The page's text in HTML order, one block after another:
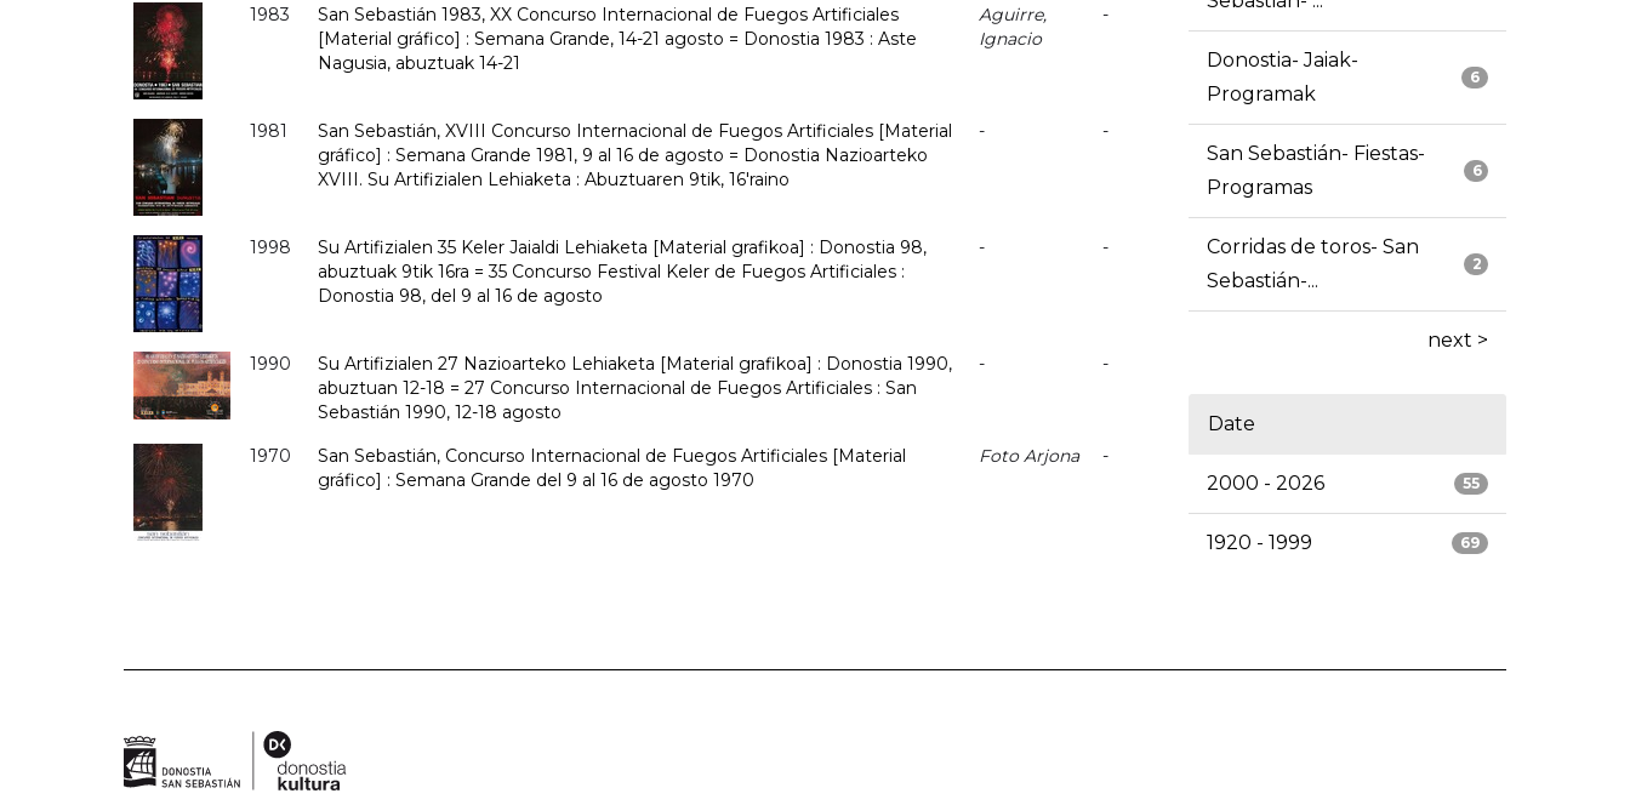
1983
San Sebastián 1983, XX Concurso Internacional de Fuegos Artificiales
[Material gráfico] : Semana Grande, 14-21 agosto = Donostia 1983 : Aste
Nagusia, abuztuak 14-21
Aguirre,
Ignacio
-
1981
San Sebastián, XVIII Concurso Internacional de Fuegos Artificiales [Material
gráfico] : Semana Grande 1981, 9 al 16 de agosto = Donostia Nazioarteko
XVIII. Su Artifizialen Lehiaketa : Abuztuaren 9tik, 16'raino
- -
1998
Su Artifizialen 35 Keler Jaialdi Lehiaketa [Material grafikoa] : Donostia 98,
abuztuak 9tik 16ra = 35 Concurso Festival Keler de Fuegos Artificiales :
Donostia 98, del 9 al 16 de agosto
- -
1990
Su Artifizialen 27 Nazioarteko Lehiaketa [Material grafikoa] : Donostia 1990,
abuztuan 12-18 = 27 Concurso Internacional de Fuegos Artificiales : San
Sebastián 1990, 12-18 agosto
- -
1970
San Sebastián, Concurso Internacional de Fuegos Artificiales [Material
gráfico] : Semana Grande del 9 al 16 de agosto 1970
Foto Arjona -
6
Donostia- Jaiak-
Programak
6
San Sebastián- Fiestas-
Programas
2
Corridas de toros- San
Sebastián-...
next >
Date
55
2000 - 2026
69
1920 - 1999